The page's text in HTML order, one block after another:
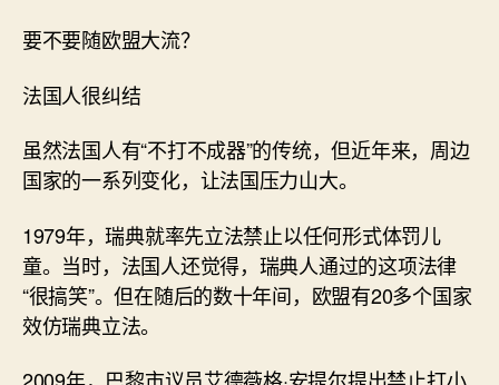
要不要随欧盟大流？
法国人很纠结
虽然法国人有“不打不成器”的传统，但近年来，周边
国家的一系列变化，让法国压力山大。
1979年，瑞典就率先立法禁止以任何形式体罚儿
童。当时，法国人还觉得，瑞典人通过的这项法律
“很搞笑”。但在随后的数十年间，欧盟有20多个国家
效仿瑞典立法。